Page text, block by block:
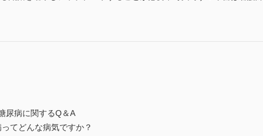
病に関するQ＆A
てどんな病気ですか？